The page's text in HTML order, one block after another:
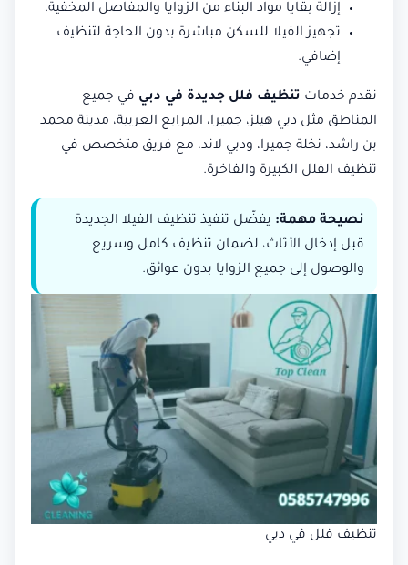
إزالة بقايا مواد البناء من الزوايا والمفاصل المخفية.
تجهيز الفيلا للسكن مباشرة بدون الحاجة لتنظيف
إضافي.
نقدم خدمات تنظيف فلل جديدة في دبي في جميع
المناطق مثل دبي هيلز، جميرا، المرابع العربية، مدينة محمد
بن راشد، نخلة جميرا، ودبي لاند، مع فريق متخصص في
تنظيف الفلل الكبيرة والفاخرة.
نصيحة مهمة: يفضّل تنفيذ تنظيف الفيلا الجديدة
قبل إدخال الأثاث، لضمان تنظيف كامل وسريع
والوصول إلى جميع الزوايا بدون عوائق.
تنظيف فلل في دبي